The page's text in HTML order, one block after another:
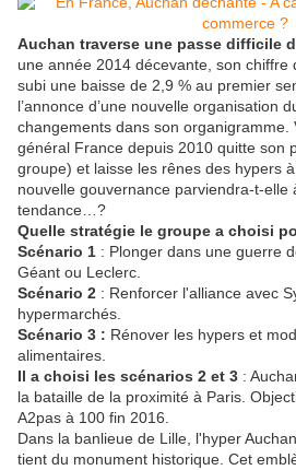
Auchan traverse une passe difficile
une année 2014 décevante, son chiffre
subi une baisse de 2,9 % au premier
l’annonce d’une nouvelle organisation
changements dans son organigramme.
général France depuis 2010 quitte son
groupe) et laisse les rênes des hypers
nouvelle gouvernance parviendra-t-elle
tendance…?
Quelle stratégie le groupe a choisi
Scénario 1 : Plonger dans une guerre
Géant ou Leclerc.
Scénario 2 : Renforcer l'alliance avec
hypermarchés.
Scénario 3 : Rénover les hypers et
alimentaires.
Il a choisi les scénarios 2 et 3 :
la bataille de la proximité à Paris.
A2pas à 100 fin 2016.
Dans la banlieue de Lille, l'hyper
tient du monument historique. Cet